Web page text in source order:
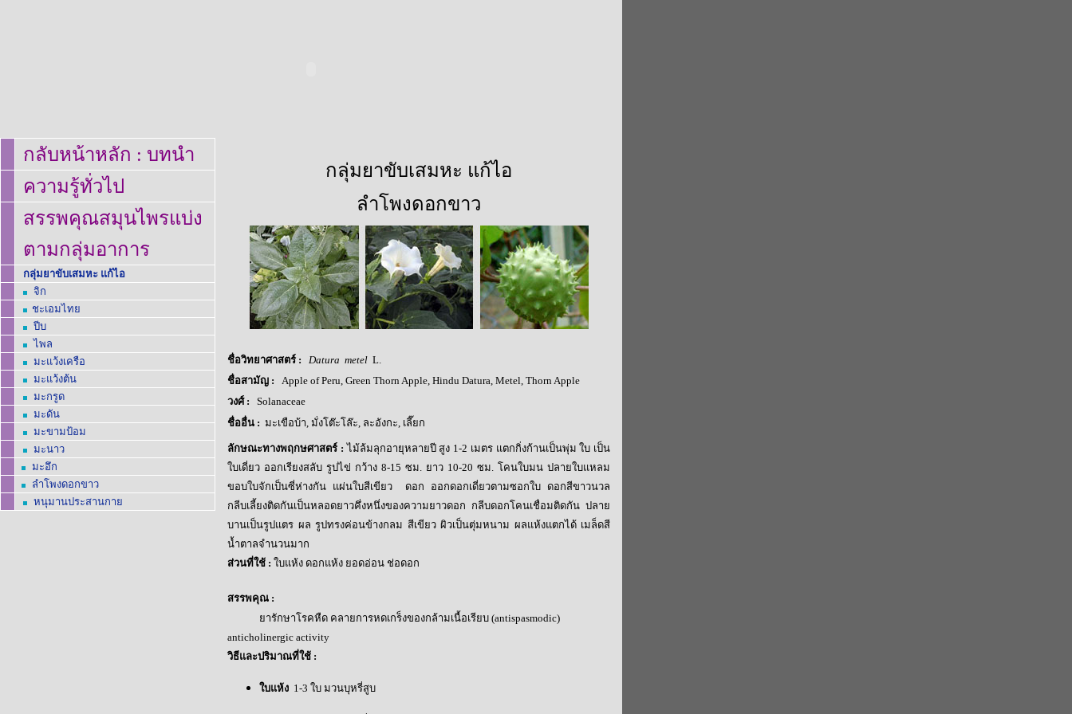
กลับหน้าหลัก : บทนำ
ความรู้ทั่วไป
สรรพคุณสมุนไพรแบ่ง
ตามกลุ่มอาการ
กลุ่มยาขับเสมหะ แก้ไอ
จิก
ชะเอมไทย
ปีบ
ไพล
มะแว้งเครือ
มะแว้งต้น
มะกรูด
มะดัน
มะขามป้อม
มะนาว
มะอึก
ลำโพงดอกขาว
หนุมานประสานกาย
กลุ่มยาขับเสมหะ แก้ไอ
ลำโพงดอกขาว
ชื่อวิทยาศาสตร์ : Datura metel L.
ชื่อสามัญ : Apple of Peru, Green Thorn Apple, Hindu Datura, Metel, Thorn Apple
วงศ์ :
Solanaceae
ชื่ออื่น : มะเขือบ้า, มั่งโต๊ะโล๊ะ, ละอังกะ, เลี๊ยก
ลักษณะทางพฤกษศาสตร์ : ไม้ล้มลุกอายุหลายปี สูง 1-2 เมตร แตกกิ่งก้านเป็นพุ่ม ใบ เป็น
ใบเดี่ยว ออกเรียงสลับ รูปไข่ กว้าง 8-15 ซม. ยาว 10-20 ซม. โคนใบมน ปลายใบแหลม
ขอบใบจักเป็นซี่ห่างกัน แผ่นใบสีเขียว ดอก ออกดอกเดี่ยวตามซอกใบ ดอกสีขาวนวล
กลีบเลี้ยงติดกันเป็นหลอดยาวคึ่งหนึ่งของความยาวดอก กลีบดอกโคนเชื่อมติดกัน ปลาย
บานเป็นรูปแตร ผล รูปทรงค่อนข้างกลม สีเขียว ผิวเป็นตุ่มหนาม ผลแห้งแตกได้ เมล็ดสี
น้ำตาลจำนวนมาก
ส่วนที่ใช้ : ใบแห้ง ดอกแห้ง ยอดอ่อน ช่อดอก
สรรพคุณ :
ยารักษาโรคหืด คลายการหดเกร็งของกล้ามเนื้อเรียบ (antispasmodic)
anticholinergic activity
วิธีและปริมาณที่ใช้ :
ใบแห้ง 1-3 ใบ มวนบุหรี่สูบ